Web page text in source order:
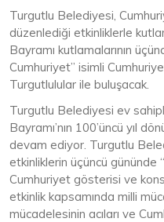
Turgutlu Belediyesi,
düzenlediği etkinliklerle
Bayramı kutlamalarının
Cumhuriyet” isimli
Turgutlulular ile buluşacak.
Turgutlu Belediyesi ev
Bayramı’nın 100’üncü yıl
devam ediyor. Turgutlu
etkinliklerin üçüncü gününde
Cumhuriyet gösterisi ve
etkinlik kapsamında milli
mücadelesinin acıları ve